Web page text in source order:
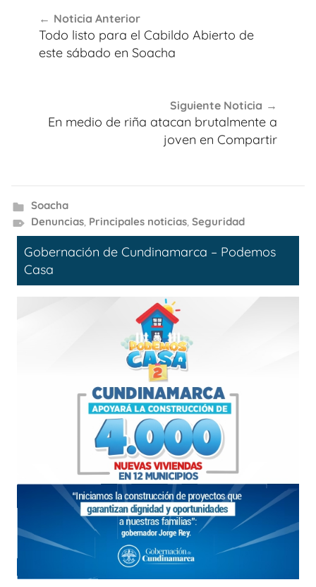
de
entradas
Noticia Anterior
Todo listo para el Cabildo Abierto de
este sábado en Soacha
Siguiente Noticia
En medio de riña atacan brutalmente a
joven en Compartir
Soacha
Denuncias, Principales noticias, Seguridad
Gobernación de Cundinamarca – Podemos
Casa